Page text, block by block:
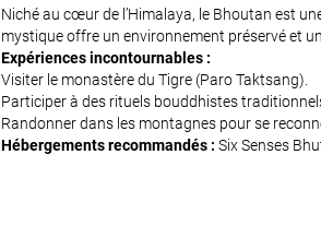
Niché au cœur de l’Himalaya, le Bhoutan est
mystique offre un environnement préservé et
Expériences incontournables :
Visiter le monastère du Tigre (Paro Taktsang).
Participer à des rituels bouddhistes
Randonner dans les montagnes pour se
Hébergements recommandés : Six Senses